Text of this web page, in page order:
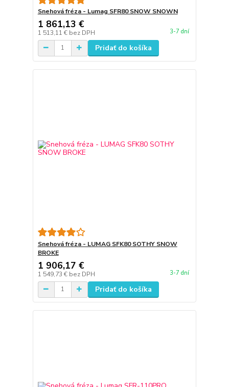
Snehová fréza - Lumag SFR80 SNOW SNOWN
1 861,13 €
1 513,11 € bez DPH 3-7 dní
Pridať do košíka
Snehová fréza - LUMAG SFK80 SOTHY SNOW
BROKE
1 906,17 €
1 549,73 € bez DPH 3-7 dní
Pridať do košíka